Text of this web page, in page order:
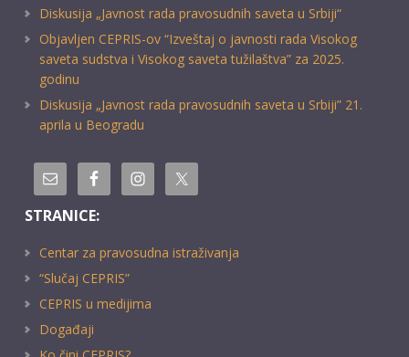
Diskusija „Javnost rada pravosudnih saveta u Srbiji“
Objavljen CEPRIS-ov “Izveštaj o javnosti rada Visokog
saveta sudstva i Visokog saveta tužilaštva” za 2025.
godinu
Diskusija „Javnost rada pravosudnih saveta u Srbiji” 21.
aprila u Beogradu
STRANICE:
Centar za pravosudna istraživanja
“Slučaj CEPRIS”
CEPRIS u medijima
Događaji